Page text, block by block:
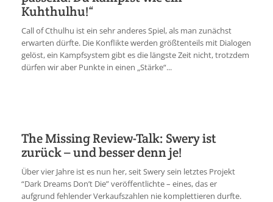
Kuhthulhu!“
Call of Cthulhu ist ein sehr anderes Spiel, als man zunächst
erwarten dürfte. Die Konflikte werden größtenteils mit Dialogen
gelöst, ein Kampfsystem gibt es die längste Zeit nicht, trotzdem
dürfen wir aber Punkte in einen „Stärke“...
The Missing Review-Talk: Swery ist
zurück – und besser denn je!
Über vier Jahre ist es nun her, seit Swery sein letztes Projekt
“Dark Dreams Don’t Die” veröffentlichte – eines, das er
aufgrund fehlender Verkaufszahlen nie komplettieren durfte.